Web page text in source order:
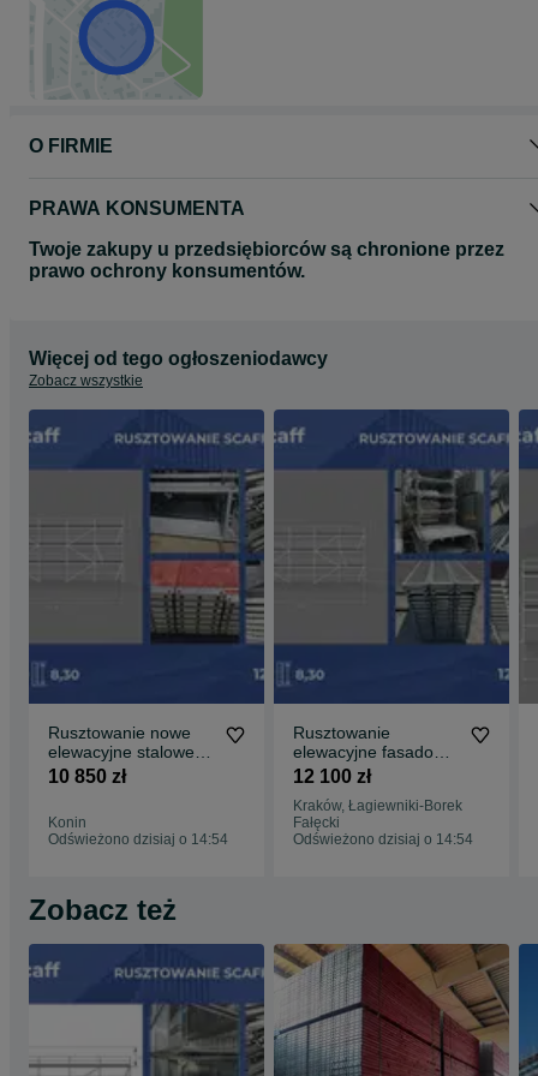
- płyty szalunkowe
- ogrodzenia budowlane
- akcesoria
Przedstawiona oferta cenowa ma charakter informacyjny i nie
Cywilnego.
O FIRMIE
PRAWA KONSUMENTA
Twoje zakupy u przedsiębiorców są chronione przez
prawo ochrony konsumentów.
Więcej od tego ogłoszeniodawcy
Zobacz wszystkie
Rusztowanie nowe
elewacyjne stalowe
fasadowe Plettac 8,3
nowe/używane stal
10 850 zł
Konin
Odświeżono dzisiaj o 14:54
Rusztowanie
elewacyjne fasadowe
8x15,35= 129 m2
3,07m
12 100 zł
Kraków, Łagiewniki-Borek
Fałęcki
Odświeżono dzisiaj o 14:54
Zobacz też